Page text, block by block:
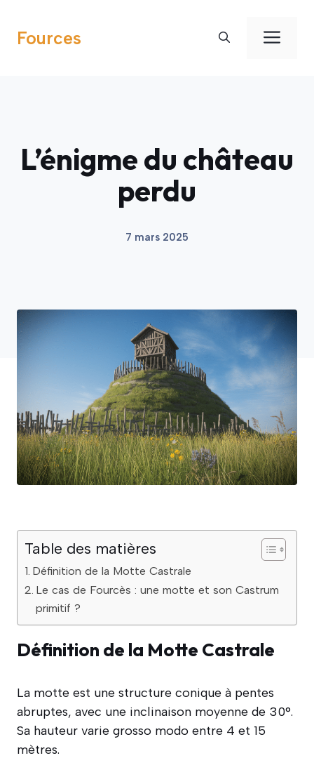
contenu
Fources
L’énigme du château
perdu
7 mars 2025
Table des matières
Définition de la Motte Castrale
Le cas de Fourcès : une motte et son Castrum
primitif ?
Définition de la Motte Castrale
La motte est une structure conique à pentes
abruptes, avec une inclinaison moyenne de 30°.
Sa hauteur varie grosso modo entre 4 et 15
mètres.